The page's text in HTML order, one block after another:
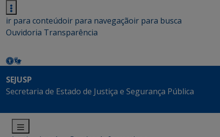
ir para conteúdoir para navegaçãoir para busca
Ouvidoria Transparência
SEJUSP
Secretaria de Estado de Justiça e Segurança Pública